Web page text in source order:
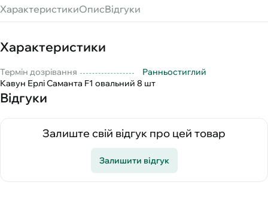
ХарактеристикиОписВідгуки
Характеристики
Термін дозрівання
Ранньостиглий
Кавун Ерлі Саманта F1 овальний 8 шт
Відгуки
Залиште свій відгук про цей товар
Залишити відгук